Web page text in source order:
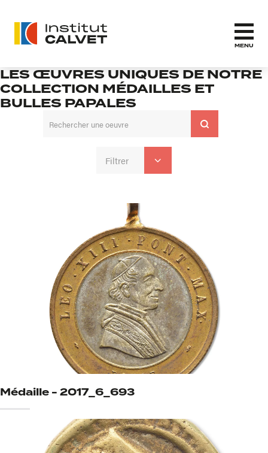
MENU
LES ŒUVRES UNIQUES DE NOTRE
COLLECTION MÉDAILLES ET
BULLES PAPALES
Filtrer
Médaille - 2017_6_693